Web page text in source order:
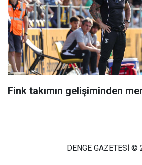
Fink takımın gelişiminden
DENGE GAZETESİ ©